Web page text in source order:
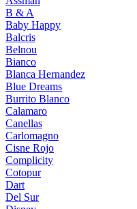
B & A
Baby Happy
Balcris
Belnou
Bianco
Blanca Hernandez
Blue Dreams
Burrito Blanco
Calamaro
Canellas
Carlomagno
Cisne Rojo
Complicity
Cotopur
Dart
Del Sur